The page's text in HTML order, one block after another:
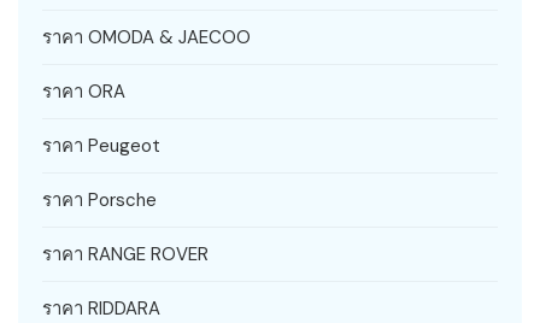
ราคา OMODA & JAECOO
ราคา ORA
ราคา Peugeot
ราคา Porsche
ราคา RANGE ROVER
ราคา RIDDARA